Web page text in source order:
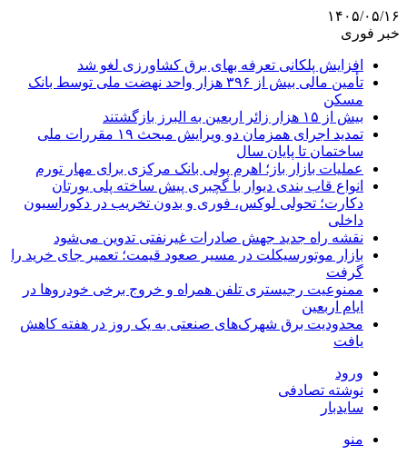
۱۴۰۵/۰۵/۱۶
خبر فوری
افزایش پلکانی تعرفه بهای برق کشاورزی لغو شد
تأمین مالی بیش از ۳۹۶ هزار واحد نهضت ملی توسط بانک
مسکن
بیش از ۱۵ هزار زائر اربعین به البرز بازگشتند
تمدید اجرای همزمان دو ویرایش مبحث ۱۹ مقررات ملی
ساختمان تا پایان سال
عملیات بازار باز؛ اهرم پولی بانک مرکزی برای مهار تورم
انواع قاب بندی دیوار با گچبری پیش ساخته پلی یورتان
دکارت؛ تحولی لوکس، فوری و بدون تخریب در دکوراسیون
داخلی
نقشه راه جدید جهش صادرات غیرنفتی تدوین می‌شود
بازار موتورسیکلت در مسیر صعود قیمت؛ تعمیر جای خرید را
گرفت
ممنوعیت رجیستری تلفن همراه و خروج برخی خودروها در
ایام اربعین
محدودیت برق شهرک‌های صنعتی به یک روز در هفته کاهش
یافت
ورود
نوشته تصادفی
سایدبار
منو